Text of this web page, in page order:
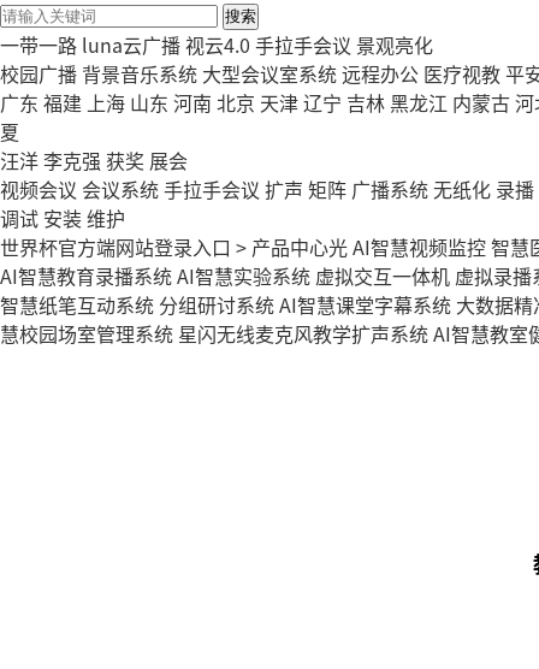
搜索
一带一路 luna云广播 视云4.0 手拉手会议 景观亮化
校园广播 背景音乐系统 大型会议室系统远程办公 医疗视教平
广东 福建 上海 山东 河南 北京 天津辽宁 吉林黑龙江 内蒙古
夏
汪洋李克强 获奖 展会
视频会议 会议系统手拉手会议 扩声 矩阵 广播系统无纸化 录播
调试 安装维护
世界杯官方端网站登录入口 > 产品中心光AI智慧视频监控智慧
AI智慧教育录播系统AI智慧实验系统 虚拟交互一体机 虚拟录播
智慧纸笔互动系统 分组研讨系统AI智慧课堂字幕系统 大数据
慧校园场室管理系统 星闪无线麦克风教学扩声系统AI智慧教室